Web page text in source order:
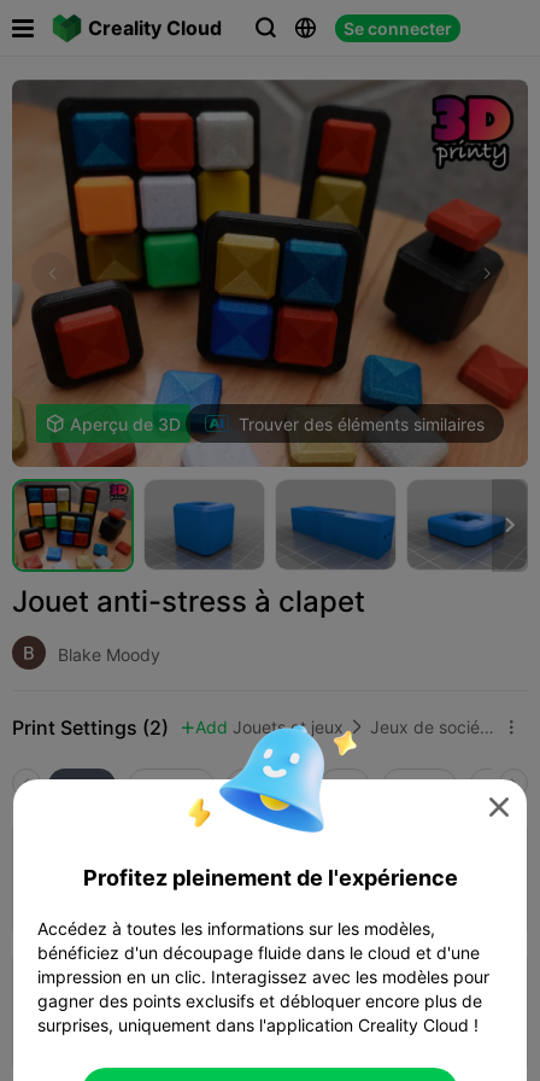
Creality Cloud   Se connecter
 
 Aperçu de 3D Trouver des éléments similaires

Jouet anti-stress à clapet
Blake Moody
Print Settings (2)  Add Jouets et jeux  Jeux de société et jeux de cartes 
K2 Pro
remplissage
3 plates
Couche de 0,2 mm, 2 parois, 15 % de
remplissage
 02h 22m  1 plates  68.29g

Profitez pleinement de l'expérience
Accédez à toutes les informations sur les modèles,
bénéficiez d'un découpage fluide dans le cloud et d'une
impression en un clic. Interagissez avec les modèles pour
gagner des points exclusifs et débloquer encore plus de
surprises, uniquement dans l'application Creality Cloud !